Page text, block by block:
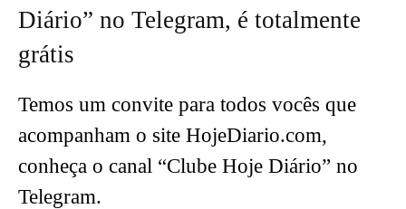
Diário” no Telegram, é totalmente
grátis
Temos um convite para todos vocês que
acompanham o site HojeDiario.com,
conheça o canal “Clube Hoje Diário” no
Telegram.